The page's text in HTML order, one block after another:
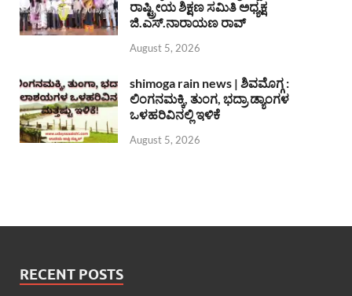
ರಾಷ್ಟ್ರೀಯ ಶಿಕ್ಷಣ ಸಮಿತಿ ಅಧ್ಯಕ್ಷ
ಜಿ.ಎಸ್.ನಾರಾಯಣ ರಾವ್
August 5, 2026
shimoga rain news | ಶಿವಮೊಗ್ಗ :
ಲಿಂಗನಮಕ್ಕಿ, ತುಂಗ, ಭದ್ರಾ ಡ್ಯಾಂಗಳ
ಒಳಹರಿವಿನಲ್ಲಿ ಇಳಿಕೆ
August 5, 2026
RECENT POSTS